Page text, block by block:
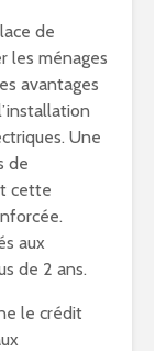
de
les ménages
avantages
Une
de
cette
aux
de 2 ans.
le crédit